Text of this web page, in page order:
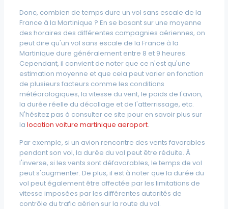
Donc, combien de temps dure un vol sans escale de la
France à la Martinique ? En se basant sur une moyenne
des horaires des différentes compagnies aériennes, on
peut dire qu'un vol sans escale de la France à la
Martinique dure généralement entre 8 et 9 heures.
Cependant, il convient de noter que ce n'est qu'une
estimation moyenne et que cela peut varier en fonction
de plusieurs facteurs comme les conditions
météorologiques, la vitesse du vent, le poids de l'avion,
la durée réelle du décollage et de l'atterrissage, etc.
N'hésitez pas à consulter ce site pour en savoir plus sur
la location voiture martinique aeroport.
Par exemple, si un avion rencontre des vents favorables
pendant son vol, la durée du vol peut être réduite. À
l'inverse, si les vents sont défavorables, le temps de vol
peut s'augmenter. De plus, il est à noter que la durée du
vol peut également être affectée par les limitations de
vitesse imposées par les différentes autorités de
contrôle du trafic aérien sur la route du vol.